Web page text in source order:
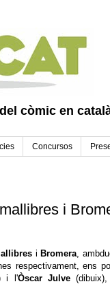
còmic en
Concursos
i
i Bromera,
respectivament, ens
i l'Òscar Julve(dibuix),